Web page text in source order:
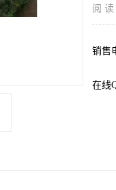
阅 读
销售
在线